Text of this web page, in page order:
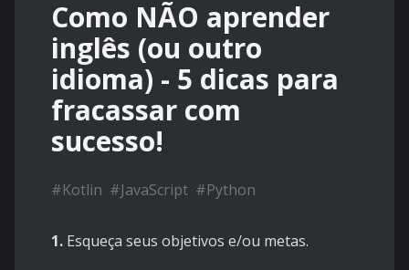
Como NÃO aprender
inglês (ou outro
idioma) - 5 dicas para
fracassar com
sucesso!
#Kotlin #JavaScript #Python
1. Esqueça seus objetivos e/ou metas.